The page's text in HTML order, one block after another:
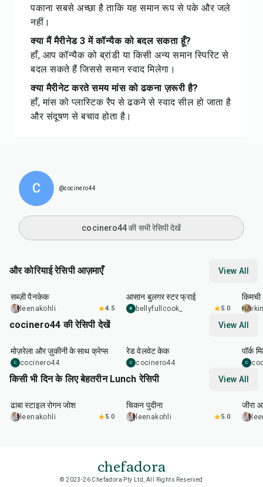
पकाना सबसे अच्छा है ताकि यह समान रूप से पके और जले
नहीं।
क्या मैं मैरीनेड 3 में कॉन्यैक को बदल सकता हूँ?
हाँ, आप कॉन्यैक को ब्रांडी या किसी अन्य समान स्पिरिट से
बदल सकते हैं जिससे समान स्वाद मिलेगा।
क्या मैरीनेट करते समय मांस को ढकना ज़रूरी है?
हाँ, मांस को प्लास्टिक रैप से ढकने से स्वाद सील हो जाता है
और संदूषण से बचाव होता है।
C @cocinero44
cocinero44 की सभी रेसिपी देखें
और कोरियाई रेसिपी आज़माएँ View All
35
सब्ज़ी पैनकेक
leenakohli 4.5
आसान बुलगर स्टर फ्राई
B bellyfullcook_ 5.0
cocinero44 की रेसिपी देखें View All
मोज़रेला और ज़ुकीनी के साथ क्रेप्स
C cocinero44
रेड वेलवेट केक
C cocinero44
पॉर्क
C
किसी भी दिन के लिए बेहतरीन Lunch रेसिपी View All
1 min
ढाबा स्टाइल रोगन जोश
leenakohli 5.0
hr 15
चिकन पुदीना
leenakohli 5.0
जीरा
chefadora
© 2023-26 Chefadora Pty Ltd, All Rights Reserved